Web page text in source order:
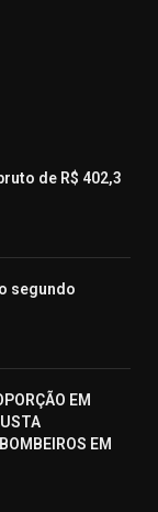
de R$ 402,3
segundo
EM
EM